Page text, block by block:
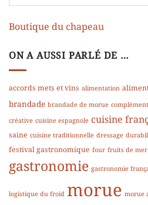
Boutique du chapeau
ON A AUSSI PARLÉ DE …
accords mets et vins alimentation
brandade brandade de morue
créative cuisine espagnole cuisine
saine cuisine traditionnelle dressage
festival gastronomique four fruits de mer
gastronomie gastronomie
logistique du froid morue morue